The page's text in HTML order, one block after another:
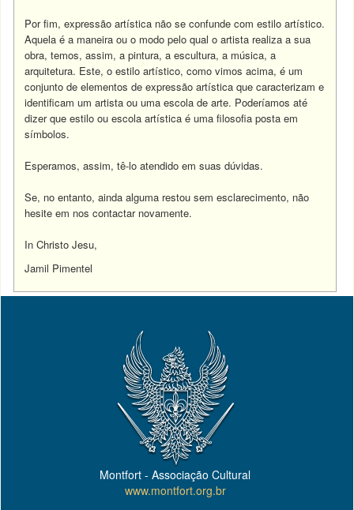
Por fim, expressão artística não se confunde com estilo artístico.
Aquela é a maneira ou o modo pelo qual o artista realiza a sua
obra, temos, assim, a pintura, a escultura, a música, a
arquitetura. Este, o estilo artístico, como vimos acima, é um
conjunto de elementos de expressão artística que caracterizam e
identificam um artista ou uma escola de arte. Poderíamos até
dizer que estilo ou escola artística é uma filosofia posta em
símbolos.
Esperamos, assim, tê-lo atendido em suas dúvidas.
Se, no entanto, ainda alguma restou sem esclarecimento, não
hesite em nos contactar novamente.
In Christo Jesu,
Jamil Pimentel
Montfort - Associação Cultural
www.montfort.org.br